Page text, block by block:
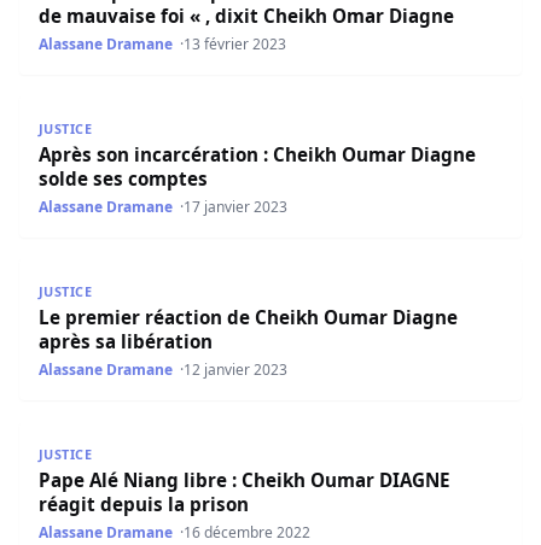
de mauvaise foi « , dixit Cheikh Omar Diagne
Alassane Dramane 13 février 2023
JUSTICE
Après son incarcération : Cheikh Oumar Diagne
solde ses comptes
Alassane Dramane 17 janvier 2023
JUSTICE
Le premier réaction de Cheikh Oumar Diagne
après sa libération
Alassane Dramane 12 janvier 2023
JUSTICE
Pape Alé Niang libre : Cheikh Oumar DIAGNE
réagit depuis la prison
Alassane Dramane 16 décembre 2022